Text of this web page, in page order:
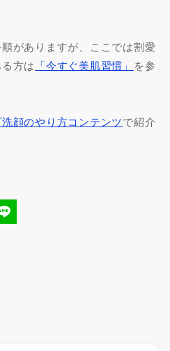
がありますが、ここでは割愛
方は 「今すぐ美肌習慣」 を参
顔のやり方コンテンツで紹介